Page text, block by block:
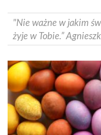
"Nie ważne w jakim
żyje w Tobie.”